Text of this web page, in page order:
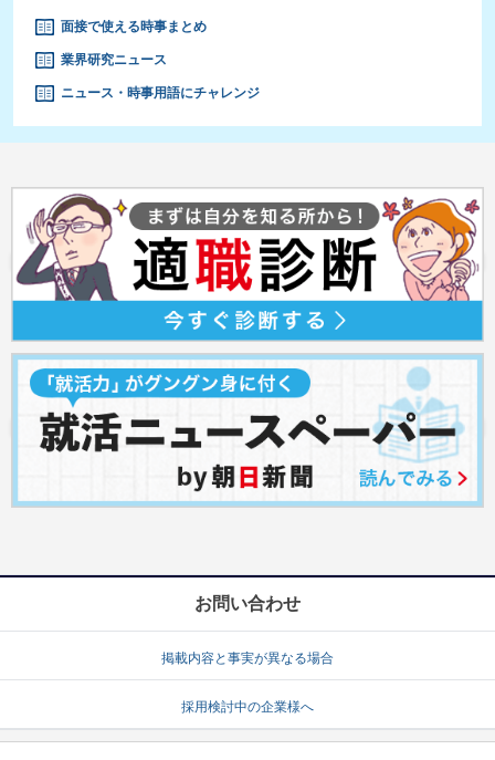
面接で使える時事まとめ
業界研究ニュース
ニュース・時事用語にチャレンジ
お問い合わせ
掲載内容と事実が異なる場合
採用検討中の企業様へ